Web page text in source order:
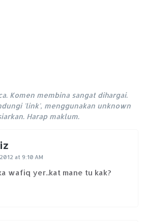
Komen membina sangat dihargai.
'link', menggunakan unknown
Harap maklum.
at 9:10 AM
wafiq yer..kat mane tu kak?